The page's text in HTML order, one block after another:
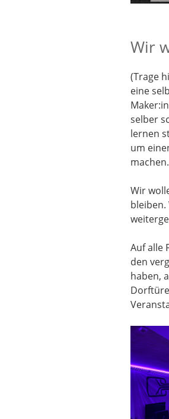
Wir
(Trage
eine
selber
lernen
um
machen.
Wir
bleiben.
Auf alle
den
haben,